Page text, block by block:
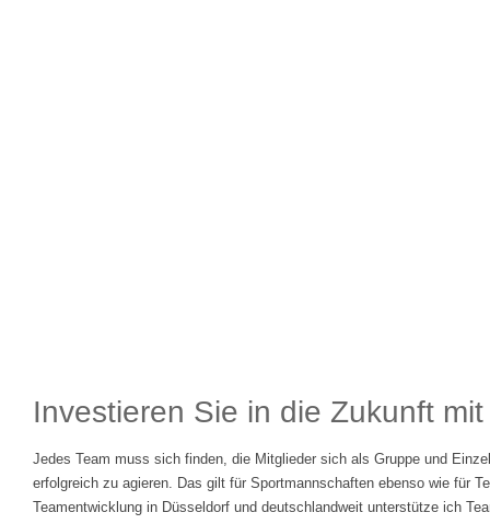
Investieren Sie in die Zukunft
Jedes Team muss sich finden, die Mitglieder sich als Gruppe und
erfolgreich zu agieren. Das gilt für Sportmannschaften ebenso wie für
Teamentwicklung in Düsseldorf und deutschlandweit unterstütze ich